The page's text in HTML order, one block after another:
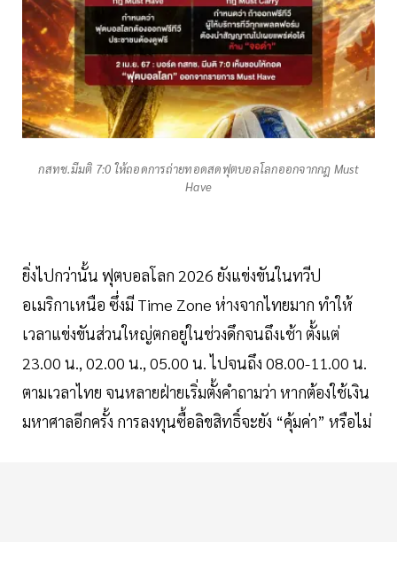
กสทช.มีมติ 7:0 ให้ถอดการถ่ายทอดสดฟุตบอลโลกออกจากกฎ Must
Have
ยิ่งไปกว่านั้น ฟุตบอลโลก 2026 ยังแข่งขันในทวีป
อเมริกาเหนือ ซึ่งมี Time Zone ห่างจากไทยมาก ทำให้
เวลาแข่งขันส่วนใหญ่ตกอยู่ในช่วงดึกจนถึงเช้า ตั้งแต่
23.00 น., 02.00 น., 05.00 น. ไปจนถึง 08.00-11.00 น.
ตามเวลาไทย จนหลายฝ่ายเริ่มตั้งคำถามว่า หากต้องใช้เงิน
มหาศาลอีกครั้ง การลงทุนซื้อลิขสิทธิ์จะยัง “คุ้มค่า” หรือไม่